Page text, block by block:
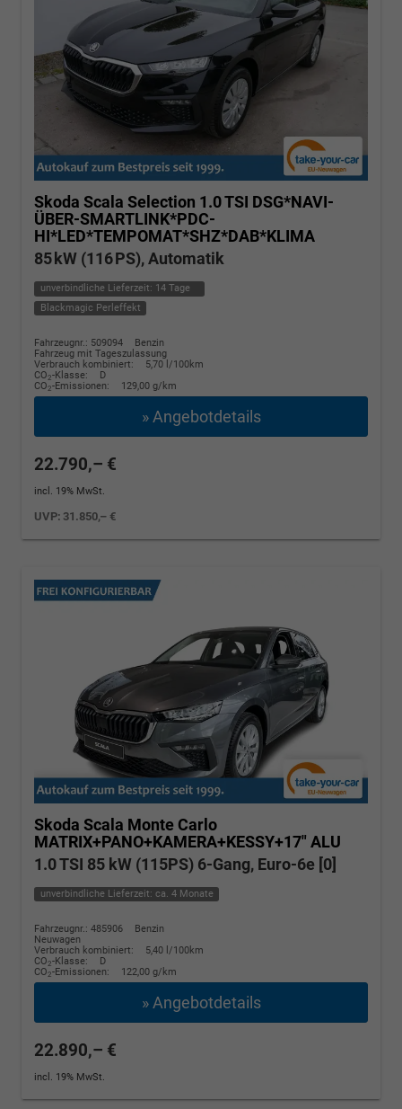
Skoda Scala Selection 1.0 TSI DSG*NAVI-
ÜBER-SMARTLINK*PDC-
HI*LED*TEMPOMAT*SHZ*DAB*KLIMA
85 kW (116 PS), Automatik
unverbindliche Lieferzeit: 14 Tage
Blackmagic Perleffekt
Fahrzeugnr.: 509094
Benzin
Fahrzeug mit Tageszulassung
Verbrauch kombiniert:
5,70 l/100km
CO2-Klasse:
D
CO2-Emissionen: 129,00 g/km
» Angebotdetails
22.790,– €
incl. 19% MwSt.
UVP: 31.850,– €
Skoda Scala Monte Carlo
MATRIX+PANO+KAMERA+KESSY+17" ALU
1.0 TSI 85 kW (115PS) 6-Gang, Euro-6e [0]
unverbindliche Lieferzeit: ca. 4 Monate
Fahrzeugnr.: 485906
Benzin
Neuwagen
Verbrauch kombiniert:
5,40 l/100km
CO2-Klasse:
D
CO2-Emissionen: 122,00 g/km
» Angebotdetails
22.890,– €
incl. 19% MwSt.